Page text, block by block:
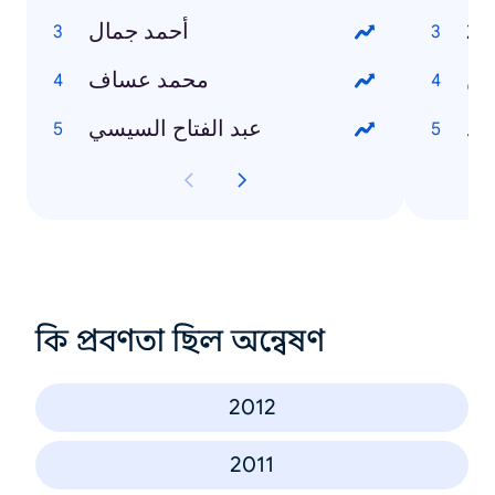
أحمد جمال
محمد عساف
عبد الفتاح السيسي
কি প্রবণতা ছিল অন্বেষণ
2012
2011